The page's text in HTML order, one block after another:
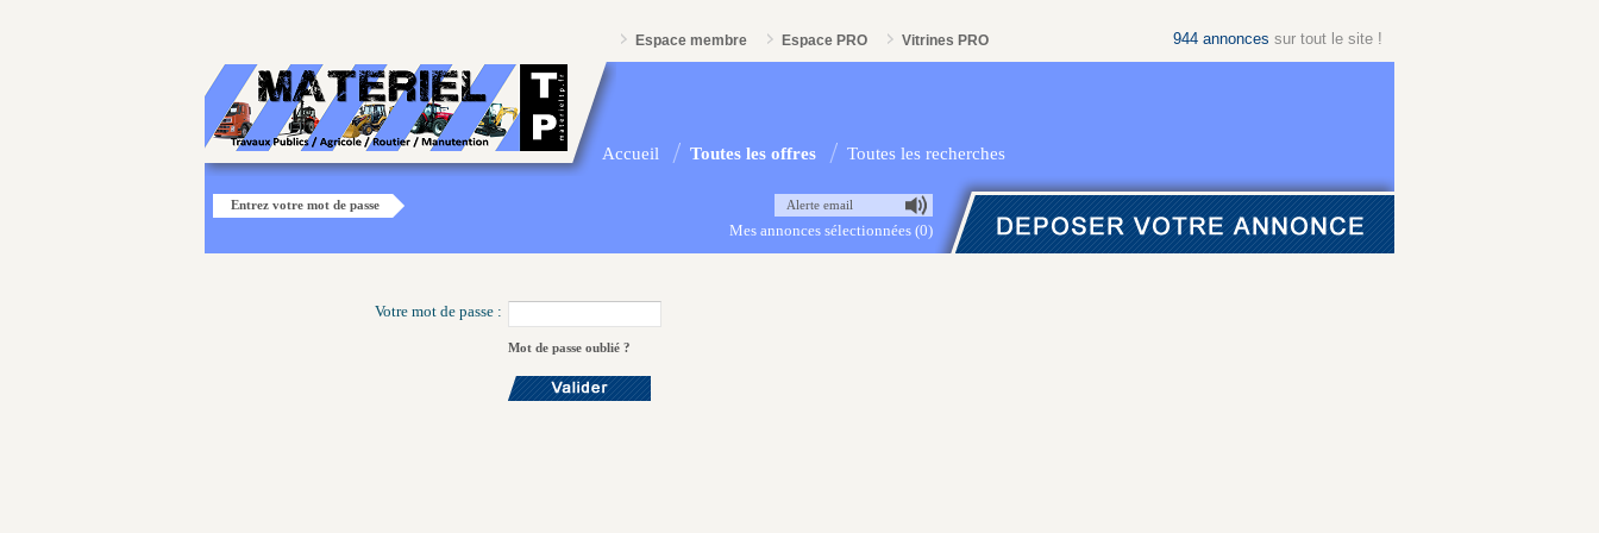
Espace membre Espace PRO Vitrines PRO 944 annonces sur tout le site !
Accueil Toutes les offres Toutes les recherches
Entrez votre mot de passe Alerte email
Mes annonces sélectionnées (0)
Votre mot de passe :
Mot de passe oublié ?